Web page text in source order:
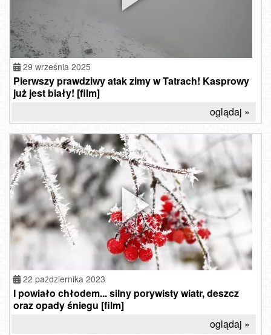
29 września 2025
Pierwszy prawdziwy atak zimy w Tatrach! Kasprowy
już jest biały! [film]
oglądaj »
22 października 2023
I powiało chłodem... silny porywisty wiatr, deszcz
oraz opady śniegu [film]
oglądaj »